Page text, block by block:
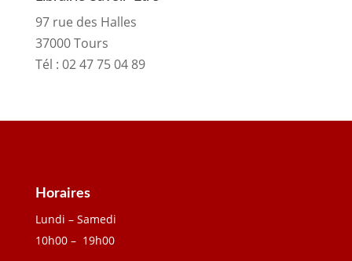
97 rue des Halles
37000 Tours
Tél : 02 47 75 04 89
Horaires
Lundi – Samedi
10h00 – 19h00